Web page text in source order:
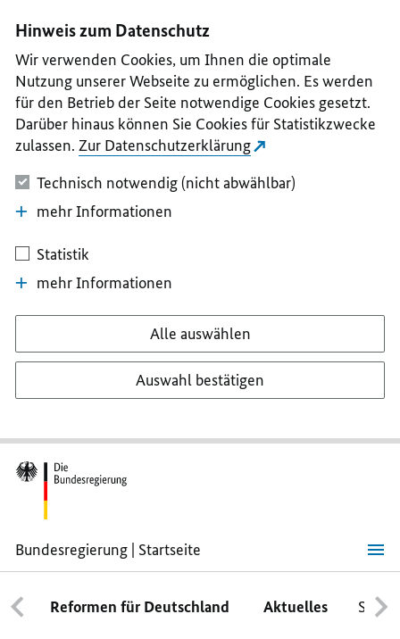
II
III
IV
V
Hinweis zum Datenschutz
Wir verwenden Cookies, um Ihnen die optimale
Nutzung unserer Webseite zu ermöglichen. Es werden
für den Betrieb der Seite notwendige Cookies gesetzt.
Darüber hinaus können Sie Cookies für Statistikzwecke
zulassen. Zur Datenschutzerklärung
Technisch notwendig (nicht abwählbar)
mehr Informationen
Statistik
mehr Informationen
Alle auswählen
Auswahl bestätigen
Bundesregierung | Startseite
Elf
Mitgliedstaaten
gehen
voranReformen für Deutschland Aktuelles